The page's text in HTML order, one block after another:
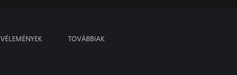
VÉLEMÉNYEK TOVÁBBIAK